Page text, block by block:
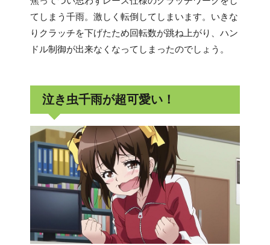
てしまう千雨。激しく転倒してしまいます。いきな
りクラッチを下げたため回転数が跳ね上がり、ハン
ドル制御が出来なくなってしまったのでしょう。
泣き虫千雨が超可愛い！